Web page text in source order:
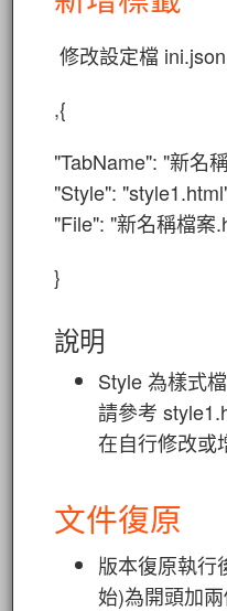
修改設定檔
,{
"TabName": "新名
"Style":
"File": "新名稱檔案
}
說明
Style 為樣式
請參考
在自行修改或
文件復原
版本復原執行
始)為開頭加